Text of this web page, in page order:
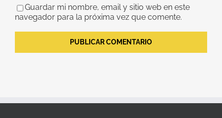
Guardar mi nombre, email y sitio web en este
navegador para la próxima vez que comente.